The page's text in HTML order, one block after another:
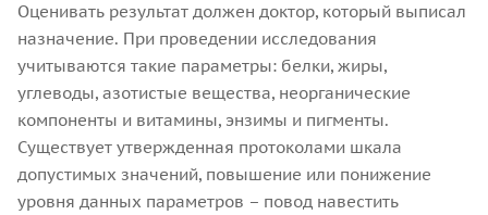
Оценивать результат должен доктор, который выписал
назначение. При проведении исследования
учитываются такие параметры: белки, жиры,
углеводы, азотистые вещества, неорганические
компоненты и витамины, энзимы и пигменты.
Существует утвержденная протоколами шкала
допустимых значений, повышение или понижение
уровня данных параметров – повод навестить